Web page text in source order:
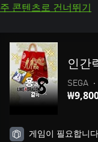
주 콘텐츠로 건너뛰기
인간
SEGA •
게임이 필요합니